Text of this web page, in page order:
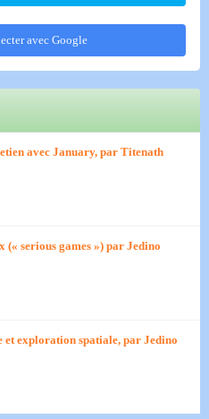
avec Google
avec January, par Titenath
(« serious games ») par Jedino
et exploration spatiale, par Jedino